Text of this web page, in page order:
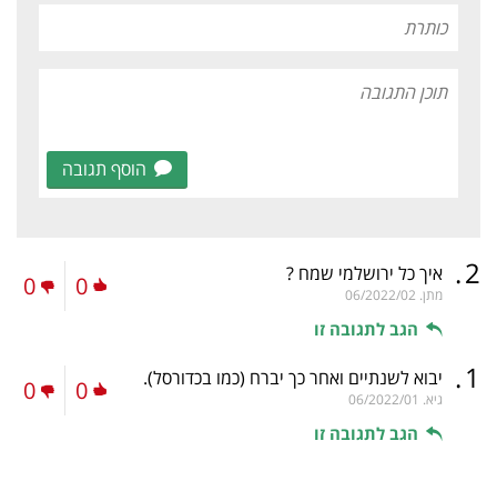
הוסף תגובה
2
. איך כל ירושלמי שמח ?
מתן. 06/2022/02
הגב לתגובה זו
0
0
1
. יבוא לשנתיים ואחר כך יברח (כמו בכדורסל).
גיא. 06/2022/01
הגב לתגובה זו
0
0